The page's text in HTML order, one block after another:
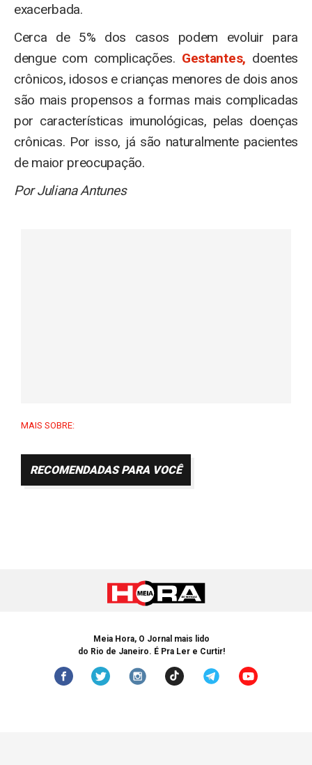
exacerbada.
Cerca de 5% dos casos podem evoluir para
dengue com complicações. Gestantes, doentes
crônicos, idosos e crianças menores de dois anos
são mais propensos a formas mais complicadas
por características imunológicas, pelas doenças
crônicas. Por isso, já são naturalmente pacientes
de maior preocupação.
Por Juliana Antunes
MAIS SOBRE:
RECOMENDADAS PARA VOCÊ
Meia Hora, O Jornal mais lido
do Rio de Janeiro. É Pra Ler e Curtir!